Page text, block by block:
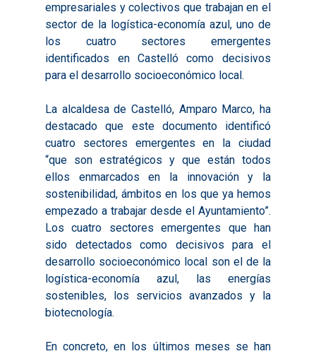
empresariales y colectivos que trabajan en el
sector de la logística-economía azul, uno de
los cuatro sectores emergentes
identificados en Castelló como decisivos
para el desarrollo socioeconómico local.
La alcaldesa de Castelló, Amparo Marco, ha
destacado que este documento identificó
cuatro sectores emergentes en la ciudad
“que son estratégicos y que están todos
ellos enmarcados en la innovación y la
sostenibilidad, ámbitos en los que ya hemos
empezado a trabajar desde el Ayuntamiento”.
Los cuatro sectores emergentes que han
sido detectados como decisivos para el
desarrollo socioeconómico local son el de la
logística-economía azul, las energías
sostenibles, los servicios avanzados y la
biotecnología.
En concreto, en los últimos meses se han
Inicio
Presentación
Diagnósticos
Publicaciones